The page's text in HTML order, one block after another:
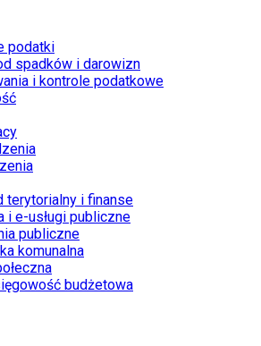
podatki
spadków i darowizn
i kontrole podatkowe
terytorialny i finanse
i e-usługi publiczne
publiczne
komunalna
budżetowa